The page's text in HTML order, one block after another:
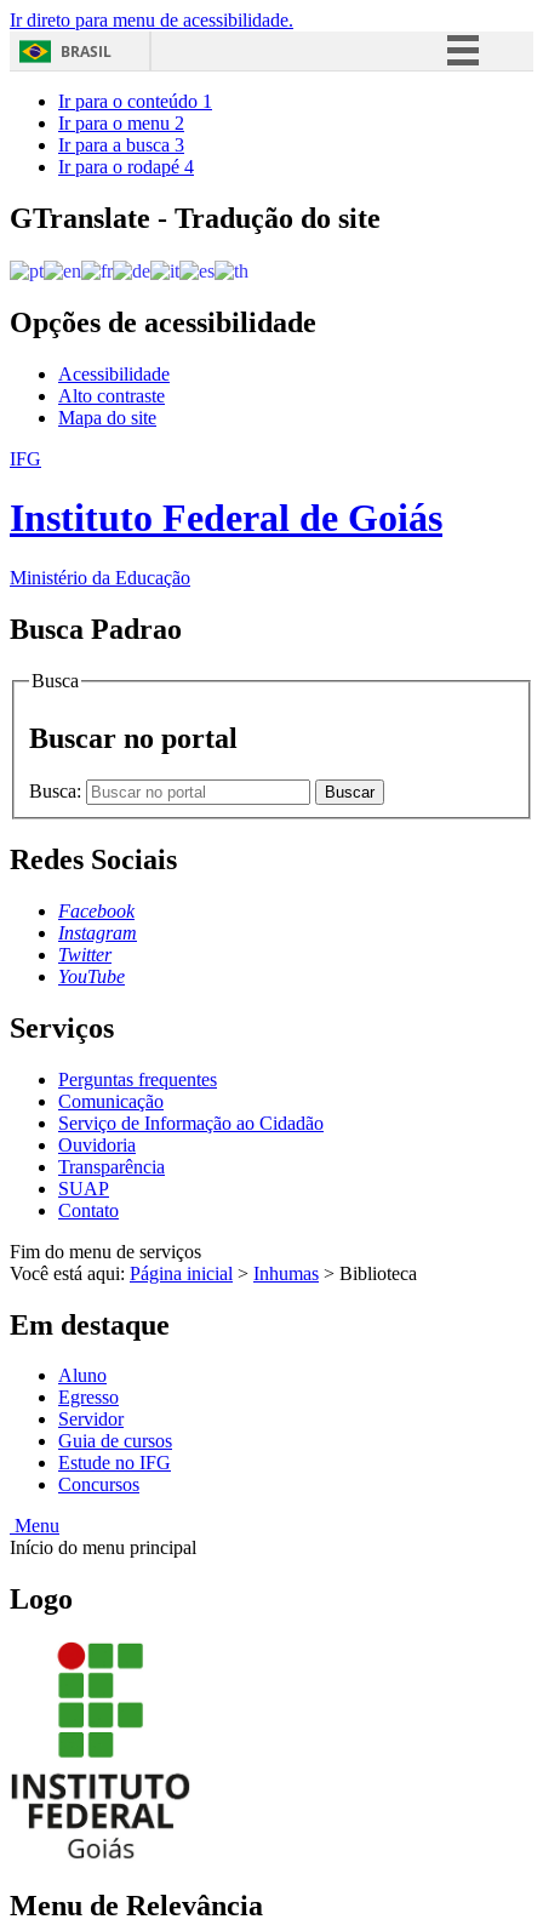
Ir direto para menu de acessibilidade.
BRASIL
Acesso à informação
Ir para o conteúdo 1
Ir para o menu 2
Ir para a busca 3
Ir para o rodapé 4
GTranslate - Tradução do site
Opções de acessibilidade
Acessibilidade
Alto contraste
Mapa do site
IFG
Instituto Federal de Goiás
Ministério da Educação
Busca Padrao
Busca
Buscar no portal
Busca: Buscar
Redes Sociais
Facebook
Instagram
Twitter
YouTube
Serviços
Perguntas frequentes
Comunicação
Serviço de Informação ao Cidadão
Ouvidoria
Transparência
SUAP
Contato
Fim do menu de serviços
Você está aqui: Página inicial > Inhumas > Biblioteca
Em destaque
Aluno
Egresso
Servidor
Guia de cursos
Estude no IFG
Concursos
Menu
Início do menu principal
Logo
Menu de Relevância